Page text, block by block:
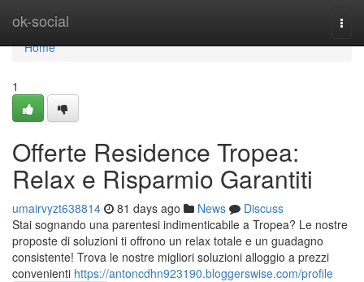
ok-social
Home
Home
1
Offerte Residence Tropea:
Relax e Risparmio Garantiti
umairvyzt638814 81 days ago News
Discuss
Stai sognando una parentesi indimenticabile a Tropea? Le nostre
proposte di soluzioni ti offrono un relax totale e un guadagno
consistente! Trova le nostre migliori soluzioni alloggio a prezzi
convenienti https://antoncdhn923190.bloggerswise.com/profile